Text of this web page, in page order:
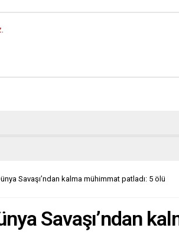
.
Savaşı’ndan kalma mühimmat patladı: 5 ölü
Savaşı’ndan